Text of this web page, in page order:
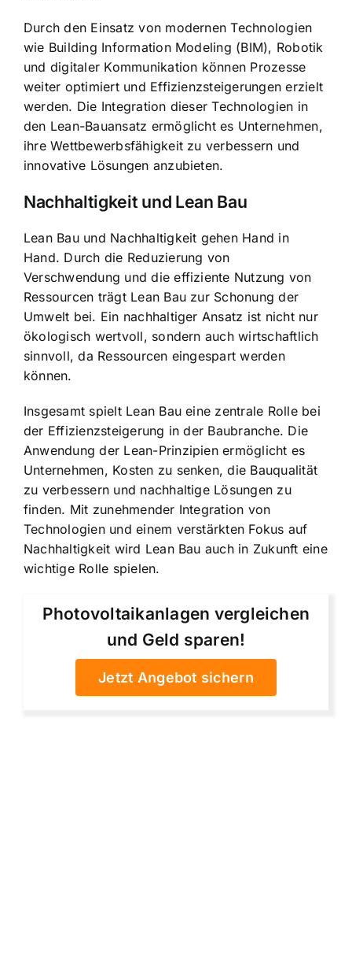
Durch den Einsatz von modernen Technologien
wie Building Information Modeling (BIM), Robotik
und digitaler Kommunikation können Prozesse
weiter optimiert und Effizienzsteigerungen erzielt
werden. Die Integration dieser Technologien in
den Lean-Bauansatz ermöglicht es Unternehmen,
ihre Wettbewerbsfähigkeit zu verbessern und
innovative Lösungen anzubieten.
Nachhaltigkeit und Lean Bau
Lean Bau und Nachhaltigkeit gehen Hand in
Hand. Durch die Reduzierung von
Verschwendung und die effiziente Nutzung von
Ressourcen trägt Lean Bau zur Schonung der
Umwelt bei. Ein nachhaltiger Ansatz ist nicht nur
ökologisch wertvoll, sondern auch wirtschaftlich
sinnvoll, da Ressourcen eingespart werden
können.
Insgesamt spielt Lean Bau eine zentrale Rolle bei
der Effizienzsteigerung in der Baubranche. Die
Anwendung der Lean-Prinzipien ermöglicht es
Unternehmen, Kosten zu senken, die Bauqualität
zu verbessern und nachhaltige Lösungen zu
finden. Mit zunehmender Integration von
Technologien und einem verstärkten Fokus auf
Nachhaltigkeit wird Lean Bau auch in Zukunft eine
wichtige Rolle spielen.
Photovoltaikanlagen vergleichen
und Geld sparen!
Jetzt Angebot sichern